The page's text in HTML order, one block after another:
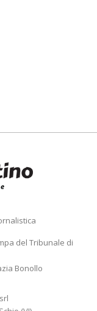
del Tribunale di
Bonollo